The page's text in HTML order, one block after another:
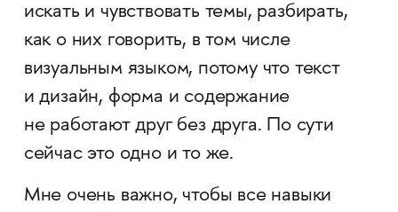
искать и чувствовать темы, разбирать,
как о них говорить, в том числе
визуальным языком, потому что текст
и дизайн, форма и содержание
не работают друг без друга. По сути
сейчас это одно и то же.
Мне очень важно, чтобы все навыки